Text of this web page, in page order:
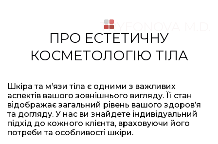
ПРО ЕСТЕТИЧНУ
КОСМЕТОЛОГІЮ ТІЛА
TRYFONOVA M.D.
Шкіра та м’язи тіла є одними з важливих
аспектів вашого зовнішнього вигляду. Її стан
відображає загальний рівень вашого здоров’я
та догляду. У нас ви знайдете індивідуальний
підхід до кожного клієнта, враховуючи його
потреби та особливості шкіри.